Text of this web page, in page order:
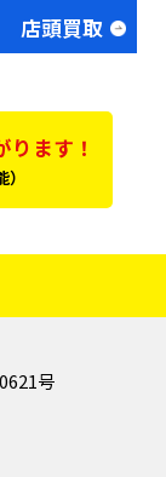
店頭買取
ます！